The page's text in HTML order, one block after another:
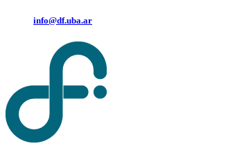
info@df.uba.ar